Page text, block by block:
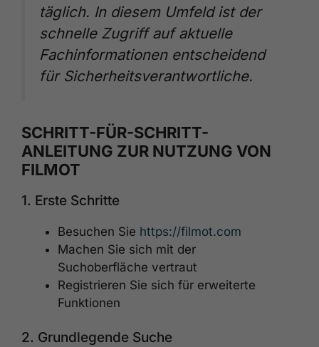
täglich. In diesem Umfeld ist der
schnelle Zugriff auf aktuelle
Fachinformationen entscheidend
für Sicherheitsverantwortliche.
SCHRITT-FÜR-SCHRITT-
ANLEITUNG ZUR NUTZUNG VON
FILMOT
1. Erste Schritte
Besuchen Sie https://filmot.com
Machen Sie sich mit der
Suchoberfläche vertraut
Registrieren Sie sich für erweiterte
Funktionen
2. Grundlegende Suche